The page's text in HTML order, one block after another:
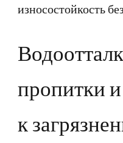
износостойкость
пропитки
к